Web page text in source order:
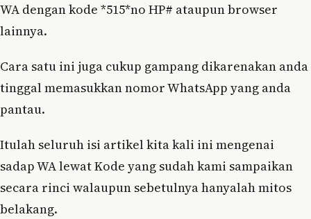
WA dengan kode *515*no HP# ataupun browser
lainnya.
Cara satu ini juga cukup gampang dikarenakan anda
tinggal memasukkan nomor WhatsApp yang anda
pantau.
Itulah seluruh isi artikel kita kali ini mengenai
sadap WA lewat Kode yang sudah kami sampaikan
secara rinci walaupun sebetulnya hanyalah mitos
belakang.